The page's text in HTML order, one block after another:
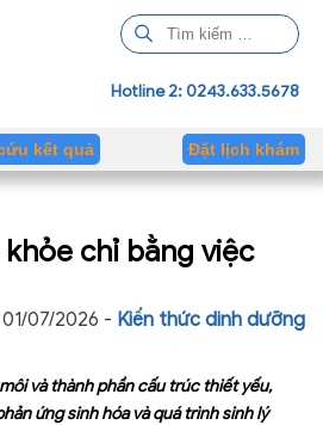
ì
m
h
Hotline 2: 0243.633.5678
kết quả Đặt lịch khám
chỉ bằng việc
01/07/2026 - Kiến thức dinh dưỡng
và thành phần cấu trúc thiết yếu,
ứng sinh hóa và quá trình sinh lý